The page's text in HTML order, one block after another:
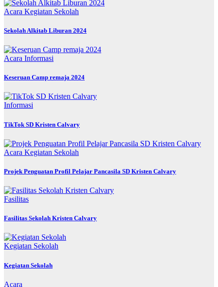
Acara Kegiatan Sekolah
Sekolah Alkitab Liburan 2024
Acara Informasi
Keseruan Camp remaja 2024
Informasi
TikTok SD Kristen Calvary
Acara Kegiatan Sekolah
Projek Penguatan Profil Pelajar Pancasila SD Kristen Calvary
Fasilitas
Fasilitas Sekolah Kristen Calvary
Kegiatan Sekolah
Kegiatan Sekolah
Acara